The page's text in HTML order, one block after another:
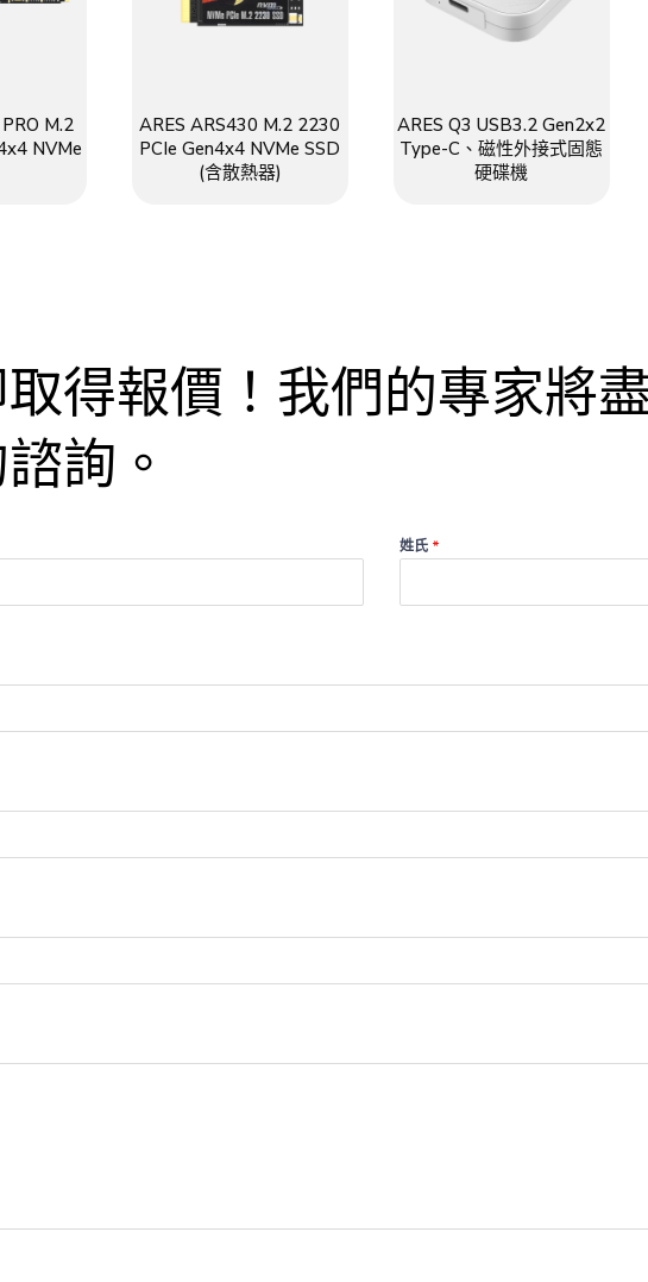
M.2
NVMe
ARES ARS430 M.2 2230
PCIe Gen4x4 NVMe SSD
(含散熱器)
ARES Q3 USB3.2 Gen2x2
Type-C、磁性外接式固態
硬碟機
得報價！我們的專家將
詢。
姓氏 *